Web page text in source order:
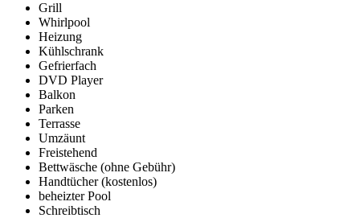
Grill
Whirlpool
Heizung
Kühlschrank
Gefrierfach
DVD Player
Balkon
Parken
Terrasse
Umzäunt
Freistehend
Bettwäsche (ohne Gebühr)
Handtücher (kostenlos)
beheizter Pool
Schreibtisch